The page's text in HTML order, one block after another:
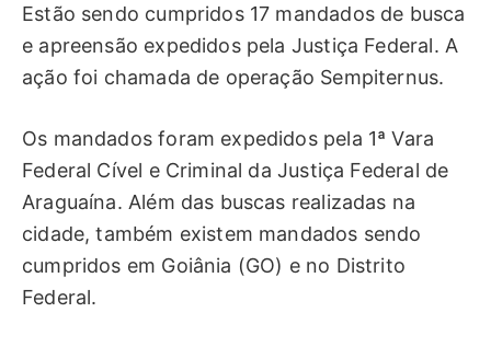
Estão sendo cumpridos 17 mandados de busca
e apreensão expedidos pela Justiça Federal. A
ação foi chamada de operação Sempiternus.
Os mandados foram expedidos pela 1ª Vara
Federal Cível e Criminal da Justiça Federal de
Araguaína. Além das buscas realizadas na
cidade, também existem mandados sendo
cumpridos em Goiânia (GO) e no Distrito
Federal.